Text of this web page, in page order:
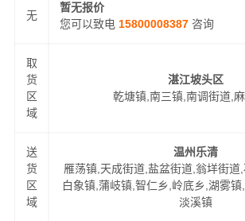
无
暂无报价
您可以致电 15800008387 咨询
取
货
区
域
湛江坡头区
乾塘镇,南三镇,南调街道,
送
货
区
域
温州乐清
雁荡镇,天成街道,盐盆街道,翁垟街道
白象镇,蒲岐镇,智仁乡,岭底乡,湖雾
淡溪镇